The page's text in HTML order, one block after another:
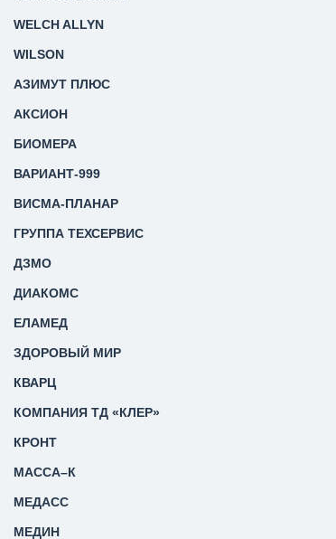
WELCH ALLYN
WILSON
АЗИМУТ ПЛЮС
АКСИОН
БИОМЕРА
ВАРИАНТ-999
ВИСМА-ПЛАНАР
ГРУППА ТЕХСЕРВИС
ДЗМО
ДИАКОМС
ЕЛАМЕД
ЗДОРОВЫЙ МИР
КВАРЦ
КОМПАНИЯ ТД «КЛЕР»
КРОНТ
МАССА–К
МЕДАСС
МЕДИН